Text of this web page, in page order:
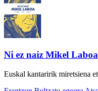
Ni ez naiz Mikel Laboa
Euskal kantaririk miretsiena